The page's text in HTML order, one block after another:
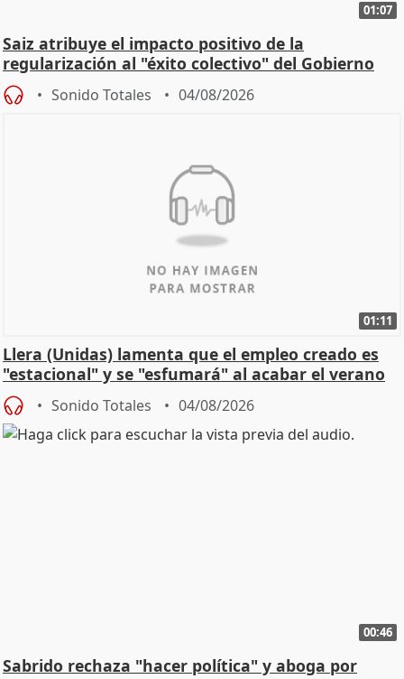
01:07
Saiz atribuye el impacto positivo de la
regularización al "éxito colectivo" del Gobierno
Sonido Totales 04/08/2026
01:11
Llera (Unidas) lamenta que el empleo creado es
"estacional" y se "esfumará" al acabar el verano
Sonido Totales 04/08/2026
00:46
Sabrido rechaza "hacer política" y aboga por